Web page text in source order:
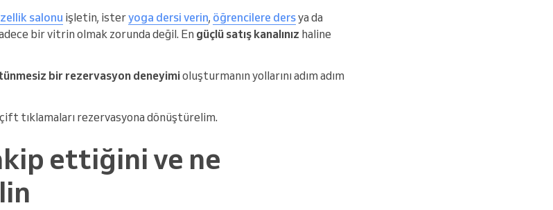
salonu işletin, isteryoga dersi verin, öğrencilere dersya da
bir vitrin olmak zorunda değil. En güçlü satış kanalınız haline
bir rezervasyon deneyimioluşturmanın yollarını adım adım
tıklamaları rezervasyona dönüştürelim.
ettiğini ve ne